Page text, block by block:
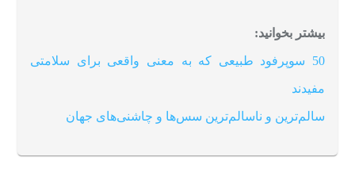
بیشتر بخوانید:
50 سوپرفود طبیعی که به معنی واقعی برای سلامتی
مفیدند
سالم‌ترین و ناسالم‌ترین سس‌ها و چاشنی‌های جهان